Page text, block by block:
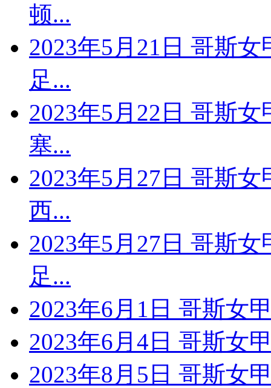
顿...
2023年5月21日 哥斯
足...
2023年5月22日 哥斯
塞...
2023年5月27日 哥斯
西...
2023年5月27日 哥斯
足...
2023年6月1日 哥斯女
2023年6月4日 哥斯女
2023年8月5日 哥斯女